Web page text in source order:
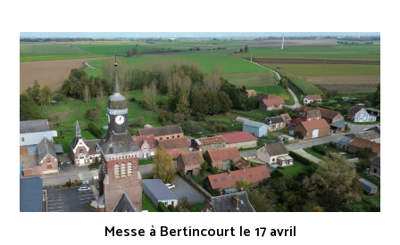
Messe à Bertincourt le 17 avril